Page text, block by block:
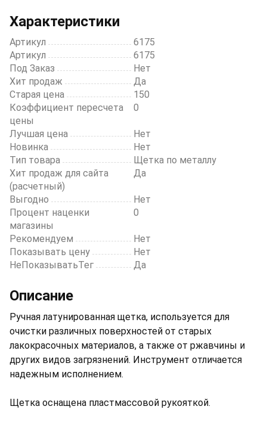
3
Характеристики
Артикул
6175
Артикул
6175
Под Заказ
Нет
Хит продаж
Да
Старая цена
150
Коэффициент пересчета
цены
0
Лучшая цена
Нет
Новинка
Нет
Тип товара
Щетка по металлу
Хит продаж для сайта
(расчетный)
Да
Выгодно
Нет
Процент наценки
магазины
0
Рекомендуем
Нет
Показывать цену
Нет
НеПоказыватьТег
Да
Описание
Ручная латунированная щетка, используется для
очистки различных поверхностей от старых
лакокрасочных материалов, а также от ржавчины и
других видов загрязнений. Инструмент отличается
надежным исполнением.
Щетка оснащена пластмассовой рукояткой.